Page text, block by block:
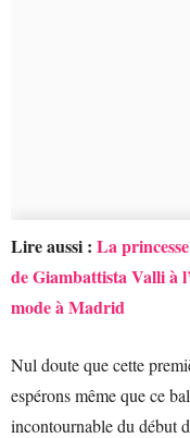
Lire aussi : La
de Giambattista Valli à
mode à Madrid
Nul doute que cette
espérons même que ce
incontournable du début